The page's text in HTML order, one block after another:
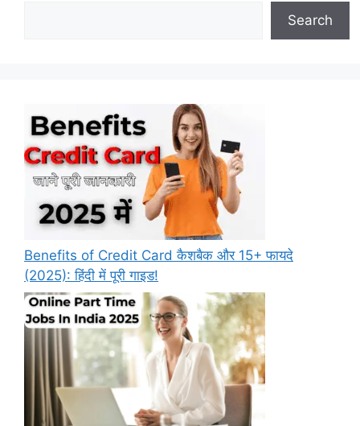
Search
Benefits of Credit Card कैशबैक और 15+ फायदे
(2025): हिंदी में पूरी गाइड!